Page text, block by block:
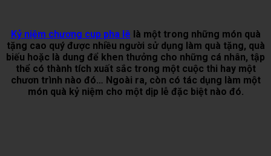
Kỷ niệm chương cup pha lê là một trong những món quà
tặng cao quý được nhiều người sử dụng làm quà tặng, quà
biếu hoặc là dung để khen thưởng cho những cá nhân, tập
thể có thành tích xuất sắc trong một cuộc thi hay một
chươn trình nào đó… Ngoài ra, còn có tác dụng làm một
món quà kỷ niệm cho một dịp lễ đặc biệt nào đó.